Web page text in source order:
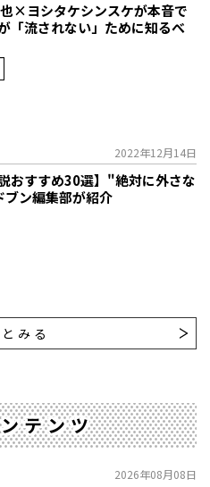
也×ヨシタケシンスケが本音で
「流されない」ために知るべ
2022年12月14日
おすすめ30選】"絶対に外さな
ン編集部が紹介
みる
テンツ
2026年08月08日